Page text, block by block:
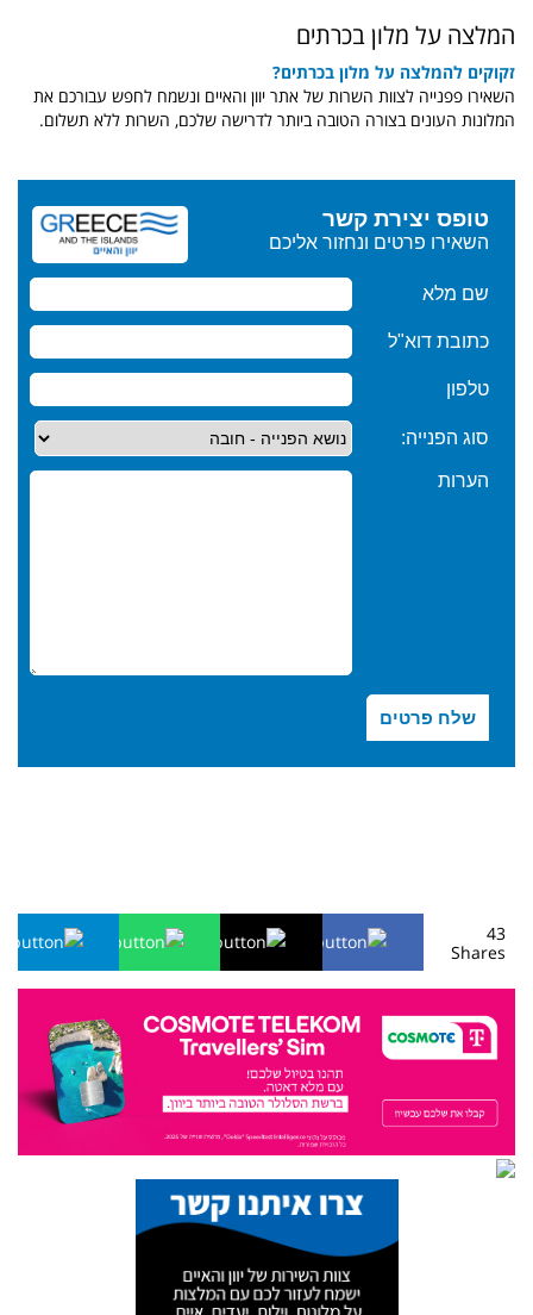
המלצה על מלון בכרתים
זקוקים להמלצה על מלון בכרתים?
השאירו פפנייה לצוות השרות של אתר יוון והאיים ונשמח לחפש עבורכם את
המלונות העונים בצורה הטובה ביותר לדרישה שלכם, השרות ללא תשלום.
43
Shares